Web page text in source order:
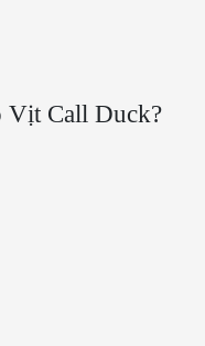
Vịt Call Duck?